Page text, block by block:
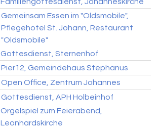
Gemeinsam Essen im "Oldsmobile",
Pflegehotel St. Johann, Restaurant
"Oldsmobile"
Gottesdienst, Sternenhof
Pier12, Gemeindehaus Stephanus
Open Office, Zentrum Johannes
Gottesdienst, APH Holbeinhof
Orgelspiel zum Feierabend,
Leonhardskirche